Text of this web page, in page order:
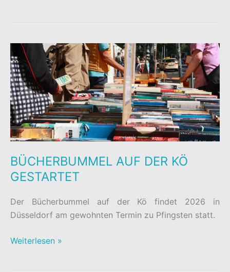
BÜCHERBUMMEL AUF DER KÖ
GESTARTET
Der Bücherbummel auf der Kö findet 2026 in
Düsseldorf am gewohnten Termin zu Pfingsten statt.
BÜCHERBUMMEL
Weiterlesen »